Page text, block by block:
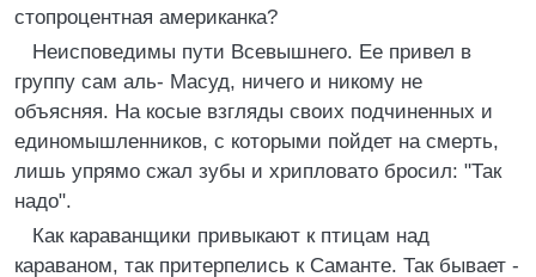
стопроцентная американка?
Неисповедимы пути Всевышнего. Ее привел в
группу сам аль- Масуд, ничего и никому не
объясняя. На косые взгляды своих подчиненных и
единомышленников, с которыми пойдет на смерть,
лишь упрямо сжал зубы и хрипловато бросил: "Так
надо".
Как караванщики привыкают к птицам над
караваном, так притерпелись к Саманте. Так бывает -